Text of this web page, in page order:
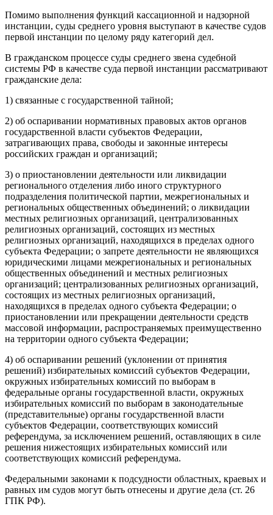
Помимо выполнения функций кассационной и надзорной
инстанции, суды среднего уровня выступают в качестве судов
первой инстанции по целому ряду категорий дел.
В гражданском процессе суды среднего звена судебной
системы РФ в качестве суда первой инстанции рассматривают
гражданские дела:
1) связанные с государственной тайной;
2) об оспаривании нормативных правовых актов органов
государственной власти субъектов Федерации,
затрагивающих права, свободы и законные интересы
российских граждан и организаций;
3) о приостановлении деятельности или ликвидации
регионального отделения либо иного структурного
подразделения политической партии, межрегиональных и
региональных общественных объединений; о ликвидации
местных религиозных организаций, централизованных
религиозных организаций, состоящих из местных
религиозных организаций, находящихся в пределах одного
субъекта Федерации; о запрете деятельности не являющихся
юридическими лицами межрегиональных и региональных
общественных объединений и местных религиозных
организаций; централизованных религиозных организаций,
состоящих из местных религиозных организаций,
находящихся в пределах одного субъекта Федерации; о
приостановлении или прекращении деятельности средств
массовой информации, распространяемых преимущественно
на территории одного субъекта Федерации;
4) об оспаривании решений (уклонении от принятия
решений) избирательных комиссий субъектов Федерации,
окружных избирательных комиссий по выборам в
федеральные органы государственной власти, окружных
избирательных комиссий по выборам в законодательные
(представительные) органы государственной власти
субъектов Федерации, соответствующих комиссий
референдума, за исключением решений, оставляющих в силе
решения нижестоящих избирательных комиссий или
соответствующих комиссий референдума.
Федеральными законами к подсудности областных, краевых и
равных им судов могут быть отнесены и другие дела (ст. 26
ГПК РФ).